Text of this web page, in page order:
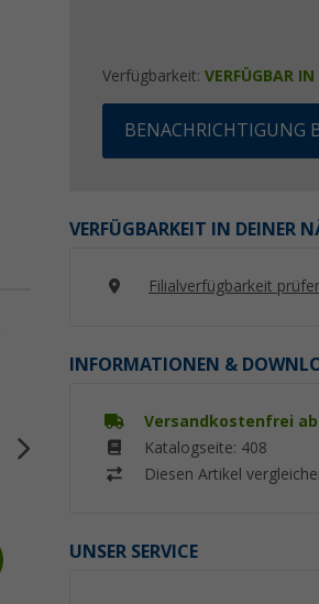
Verfügbarkeit: VERFÜGBAR
BENACHRICHTIGUNG
VERFÜGBARKEIT IN DEINER
Filialverfügbarkeit
INFORMATIONEN &
Versandkostenfrei ab
Katalogseite: 408
Diesen Artikel
UNSER SERVICE
Berger LiFePO4 Lithium
299,- €